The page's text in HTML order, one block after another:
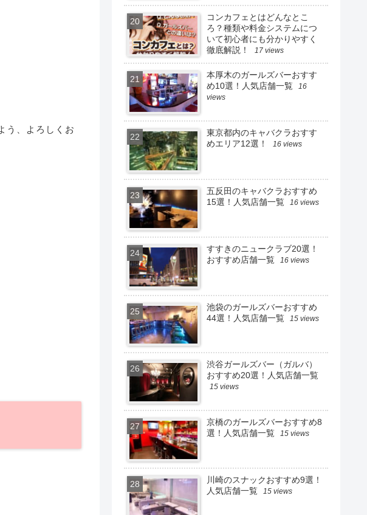
う、よろしくお
コンカフェとはどんなとこ
ろ？種類や料金システムにつ
いて初心者にも分かりやすく
徹底解説！
17 views
本厚木のガールズバーおすす
め10選！人気店舗一覧
16
views
東京都内のキャバクラおすす
めエリア12選！
16 views
五反田のキャバクラおすすめ
15選！人気店舗一覧
16 views
すすきのニュークラブ20選！
おすすめ店舗一覧
16 views
池袋のガールズバーおすすめ
44選！人気店舗一覧
15 views
渋谷ガールズバー（ガルバ）
おすすめ20選！人気店舗一覧
15 views
京橋のガールズバーおすすめ8
選！人気店舗一覧
15 views
川崎のスナックおすすめ9選！
人気店舗一覧
15 views